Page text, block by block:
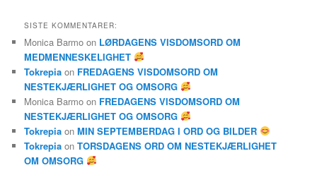
SISTE KOMMENTARER:
Monica Barmo on LØRDAGENS VISDOMSORD OM
MEDMENNESKELIGHET
Tokrepia on FREDAGENS VISDOMSORD OM
NESTEKJÆRLIGHET OG OMSORG
Monica Barmo on FREDAGENS VISDOMSORD OM
NESTEKJÆRLIGHET OG OMSORG
Tokrepia onMIN SEPTEMBERDAG I ORD OG BILDER
Tokrepia onTORSDAGENS ORD OM NESTEKJÆRLIGHET
OM OMSORG